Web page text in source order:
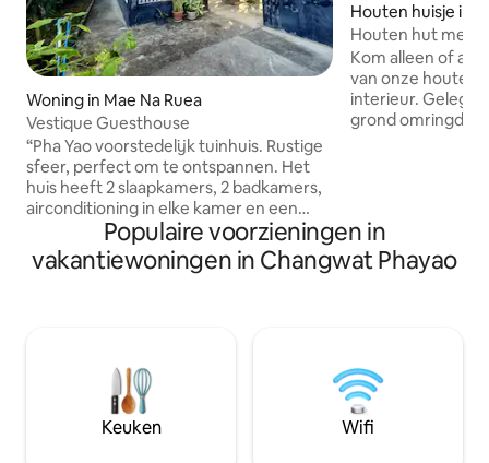
Woning in Mae Na Ruea
Vestique Guesthouse
“Pha Yao voorstedelijk tuinhuis. Rustige
sfeer, perfect om te ontspannen. Het
huis heeft 2 slaapkamers, 2 badkamers,
airconditioning in elke kamer en een
woonkamer. Je kunt ontspannen of
slapen in de woonkamer. Met een
keuken en patio. Geschikt voor 7
een 7-Eleven en een tankstation op
straat. Handig om te winkelen en te
reizen. Perfect voor reizigers alleen,
stellen, gezinnen of vriendengroepen
Houten huisje in
Houten hut met
Perfecte uitje
Kom alleen of als
van onze houten
interieur.
grond omringd
in een gebied van
rust uitstraalt. Als
gebruikmaken
sauna!!
Populaire voorzieningen in
vakantiewoningen in Changwat Phayao
Keuken Wifi